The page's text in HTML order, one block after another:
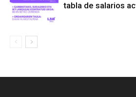
tabla de salarios